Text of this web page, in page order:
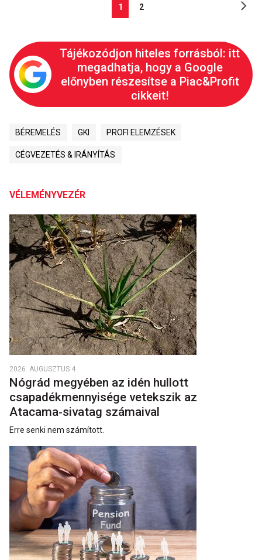
1 2
Tájékozódjon hiteles forrásból: itt
megadhatja, hogy a Google
előnyben részesítse a Piac&Profit
cikkeit!
BÉREMELÉS GKI PROFI ELEMZÉSEK
CÉGVEZETÉS & IRÁNYÍTÁS
VÉLEMÉNYVEZÉR
2026. AUGUSZTUS 4.
Nógrád megyében az idén hullott
csapadékmennyisége vetekszik az
Atacama‑sivatag számaival
Erre senki nem számított.